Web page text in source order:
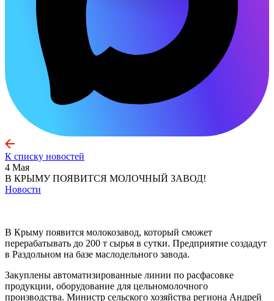
К списку новостей
4 Мая
В КРЫМУ ПОЯВИТСЯ МОЛОЧНЫЙ ЗАВОД!
Новости
В Крыму появится молокозавод, который сможет
перерабатывать до 200 т сырья в сутки. Предприятие создадут
в Раздольном на базе маслодельного завода.
Закуплены автоматизированные линии по расфасовке
продукции, оборудование для цельномолочного
производства. Министр сельского хозяйства региона Андрей